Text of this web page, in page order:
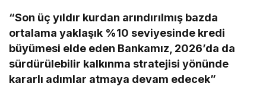
“Son üç yıldır kurdan arındırılmış bazda
ortalama yaklaşık %10 seviyesinde kredi
büyümesi elde eden Bankamız, 2026’da da
sürdürülebilir kalkınma stratejisi yönünde
kararlı adımlar atmaya devam edecek”